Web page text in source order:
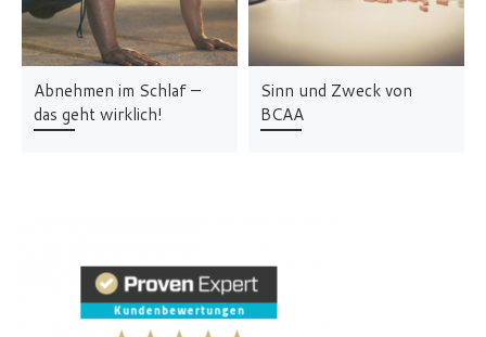
Abnehmen im Schlaf –
das geht wirklich!
Sinn und Zweck von
BCAA